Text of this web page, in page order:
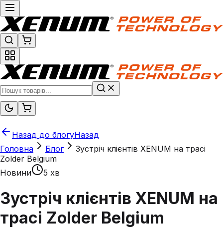
Назад до блогуНазад
Головна
Блог
Зустріч клієнтів XENUM на трасі
Zolder Belgium
Новини
5 хв
Зустріч клієнтів XENUM на
трасі Zolder Belgium